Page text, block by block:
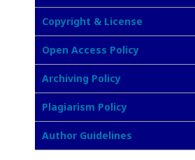
Copyright & License
Open Access Policy
Archiving Policy
Plagiarism Policy
Author Guidelines